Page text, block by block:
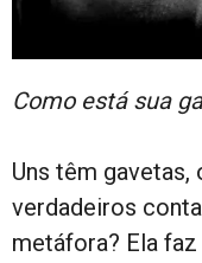
Como está sua
Uns têm
verdadeiros
metáfora? Ela